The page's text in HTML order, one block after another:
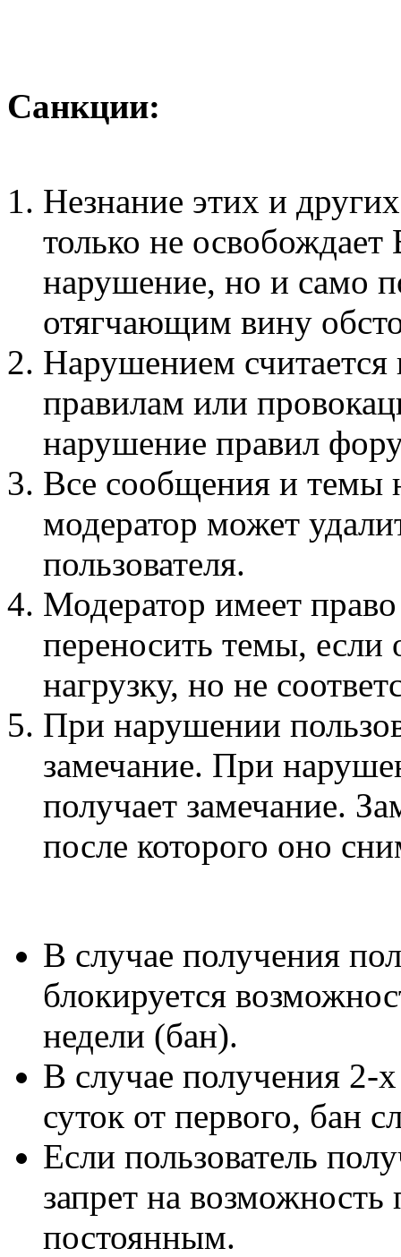
Санкции:
Незнание этих и
только не освобождает
нарушение, но и само
отягчающим вину
Нарушением считается
правилам или
нарушение правил
Все сообщения и темы
модератор может
пользователя.
Модератор имеет
переносить темы,
нагрузку, но не
При нарушении
замечание. При
получает замечание.
после которого оно
В случае получения
блокируется
недели (бан).
В случае получения 2-
суток от первого, бан
Если пользователь
запрет на возможность
постоянным.